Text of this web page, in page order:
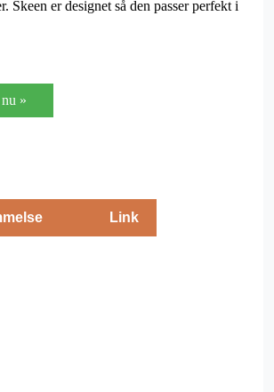
Skeen er designet så den passer perfekt i
»
Link